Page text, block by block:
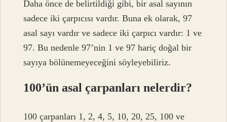
Daha önce de belirtildiği gibi, bir asal sayının
sadece iki çarpıcısı vardır. Buna ek olarak, 97
asal sayı vardır ve sadece iki çarpıcı vardır: 1 ve
97. Bu nedenle 97’nin 1 ve 97 hariç doğal bir
sayıya bölünemeyeceğini söyleyebiliriz.
100’ün asal çarpanları nelerdir?
100 çarpanları 1, 2, 4, 5, 10, 20, 25, 100 ve